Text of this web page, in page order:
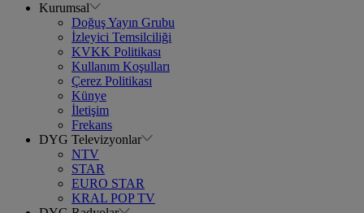
Kurumsal
Doğuş Yayın Grubu
İzleyici Temsilciliği
KVKK Politikası
Kullanım Koşulları
Çerez Politikası
Künye
İletişim
Frekans
DYG Televizyonlar
NTV
STAR
EURO STAR
KRAL POP TV